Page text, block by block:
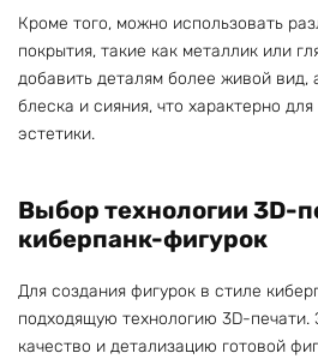
Кроме того, можно использовать
покрытия, такие как металлик или
добавить деталям более живой вид,
блеска и сияния, что характерно
эстетики.
Выбор технологии 3D-
киберпанк-фигурок
Для создания фигурок в стиле
подходящую технологию 3D-печати.
качество и детализацию готовой